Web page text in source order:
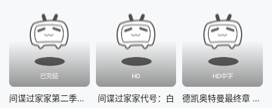
已完结
间谍过家家第二季国语
HD
间谍过家家代号：白
HD中字
德凯奥特曼最终章 向着旅途的彼岸……